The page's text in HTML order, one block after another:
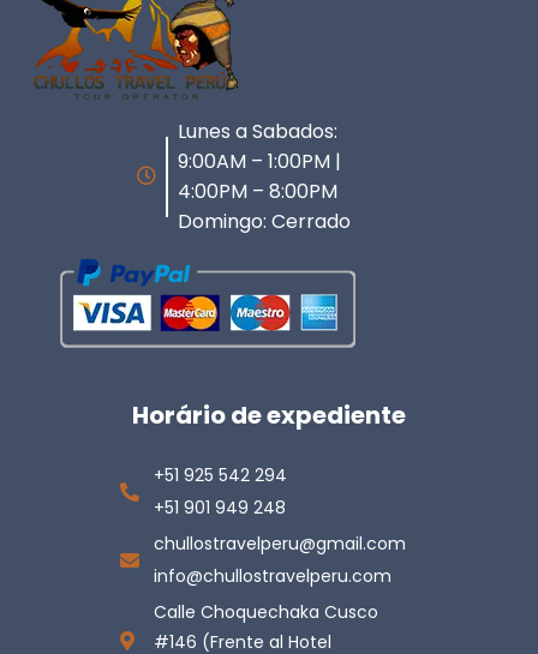
Lunes a Sabados:
9:00AM – 1:00PM |
4:00PM – 8:00PM
Domingo: Cerrado
Horário de expediente
+51 925 542 294
+51 901 949 248
chullostravelperu@gmail.com
info@chullostravelperu.com
Calle Choquechaka Cusco
#146 (Frente al Hotel